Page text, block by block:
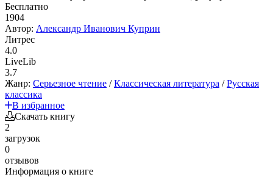
Бесплатно
1904
Автор: Александр Иванович Куприн
Литрес
4.0
LiveLib
3.7
Жанр: Серьезное чтение /Классическая литература /Русская
классика
В избранное
Скачать книгу
2
загрузок
0
отзывов
Информация о книге